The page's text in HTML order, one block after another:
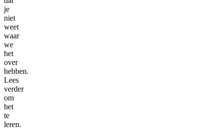
je
niet
weet
waar
we
het
over
hebben.
Lees
verder
om
het
te
leren.